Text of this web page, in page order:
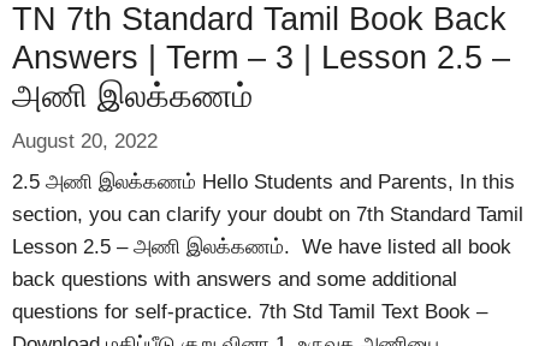
TN 7th Standard Tamil Book Back
Answers | Term – 3 | Lesson 2.5 –
அணி இலக்கணம்
August 20, 2022
2.5 அணி இலக்கணம் Hello Students and Parents, In this
section, you can clarify your doubt on 7th Standard Tamil
Lesson 2.5 – அணி இலக்கணம். We have listed all book
back questions with answers and some additional
questions for self-practice. 7th Std Tamil Text Book –